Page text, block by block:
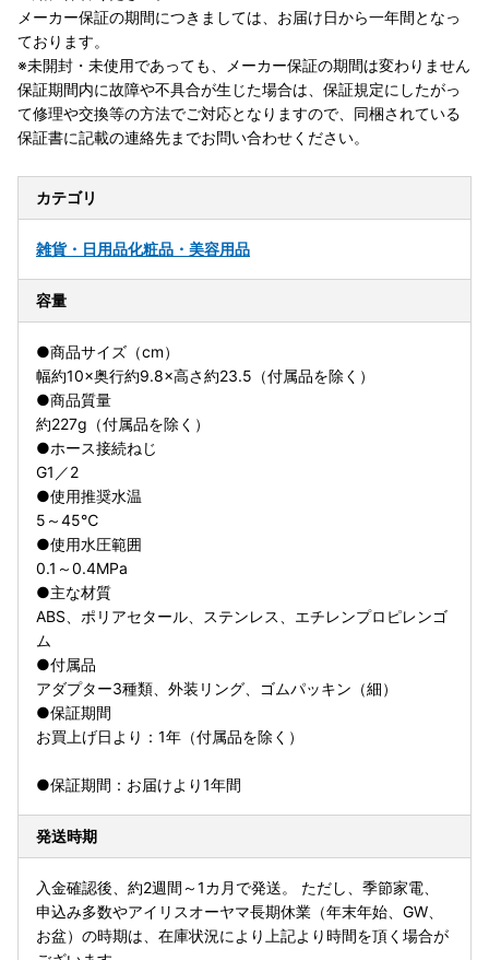
メーカー保証の期間につきましては、お届け日から一年間となっ
ております。
※未開封・未使用であっても、メーカー保証の期間は変わりません
保証期間内に故障や不具合が生じた場合は、保証規定にしたがっ
て修理や交換等の方法でご対応となりますので、同梱されている
保証書に記載の連絡先までお問い合わせください。
カテゴリ
雑貨・日用品化粧品・美容用品
容量
●商品サイズ（cm）
幅約10×奥行約9.8×高さ約23.5（付属品を除く）
●商品質量
約227g（付属品を除く）
●ホース接続ねじ
G1／2
●使用推奨水温
5～45℃
●使用水圧範囲
0.1～0.4MPa
●主な材質
ABS、ポリアセタール、ステンレス、エチレンプロピレンゴ
ム
●付属品
アダプター3種類、外装リング、ゴムパッキン（細）
●保証期間
お買上げ日より：1年（付属品を除く）
●保証期間：お届けより1年間
発送時期
入金確認後、約2週間～1カ月で発送。 ただし、季節家電、
申込み多数やアイリスオーヤマ長期休業（年末年始、GW、
お盆）の時期は、在庫状況により上記より時間を頂く場合が